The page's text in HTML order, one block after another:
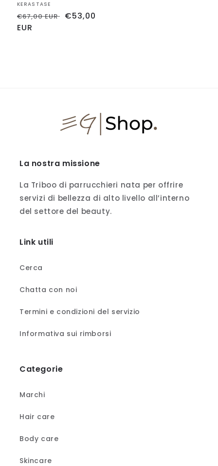
Fornitore:
KERASTASE
Prezzo
di
€67,00 EUR Prezzo
€53,00
EUR
La nostra missione
La Triboo di parrucchieri nata per offrire
servizi di bellezza di alto livello all’interno
del settore del beauty.
Link utili
Cerca
Chatta con noi
Termini e condizioni del servizio
Informativa sui rimborsi
Categorie
Marchi
Hair care
Body care
Skincare